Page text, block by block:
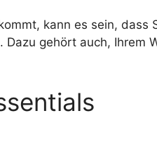
kann es sein,
gehört auch, Ihrem